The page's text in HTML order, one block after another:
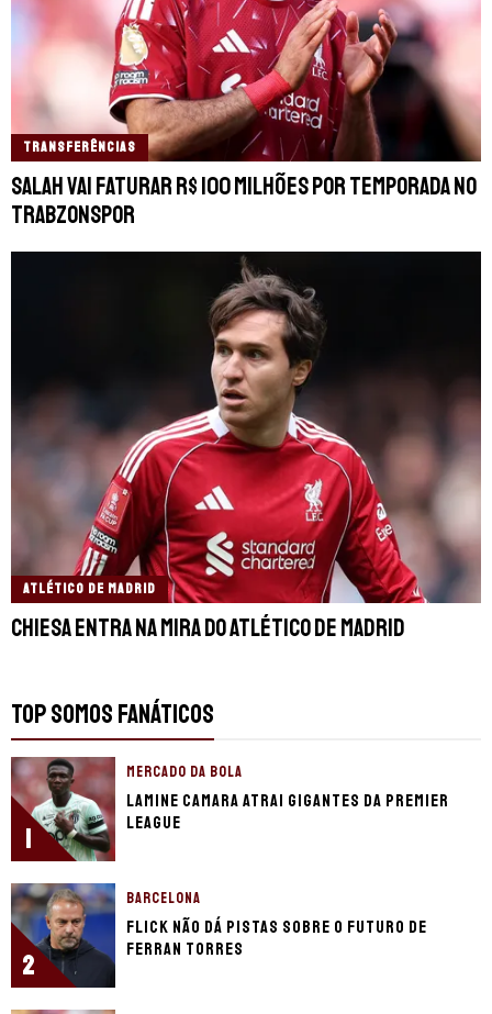
TRANSFERÊNCIAS
Salah vai faturar R$ 100 milhões por temporada no
Trabzonspor
ATLÉTICO DE MADRID
Chiesa entra na mira do Atlético de Madrid
TOP SOMOS FANÁTICOS
1
MERCADO DA BOLA
Lamine Camara atrai gigantes da Premier
League
2
BARCELONA
Flick não dá pistas sobre o futuro de
Ferran Torres